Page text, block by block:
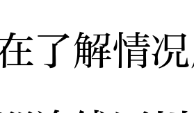
了解情